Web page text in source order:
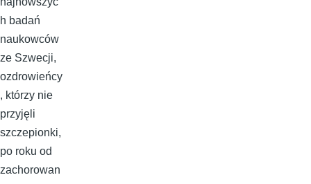
h badań
naukowców
ze Szwecji,
ozdrowieńcy
, którzy nie
przyjęli
szczepionki,
po roku od
zachorowan